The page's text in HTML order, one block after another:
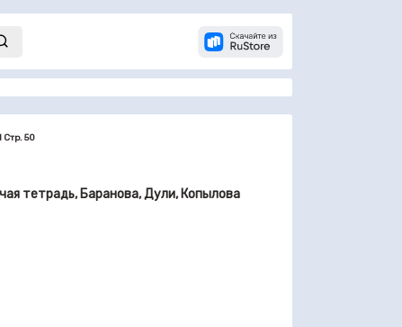
Стр. 50
тетрадь, Баранова, Дули, Копылова